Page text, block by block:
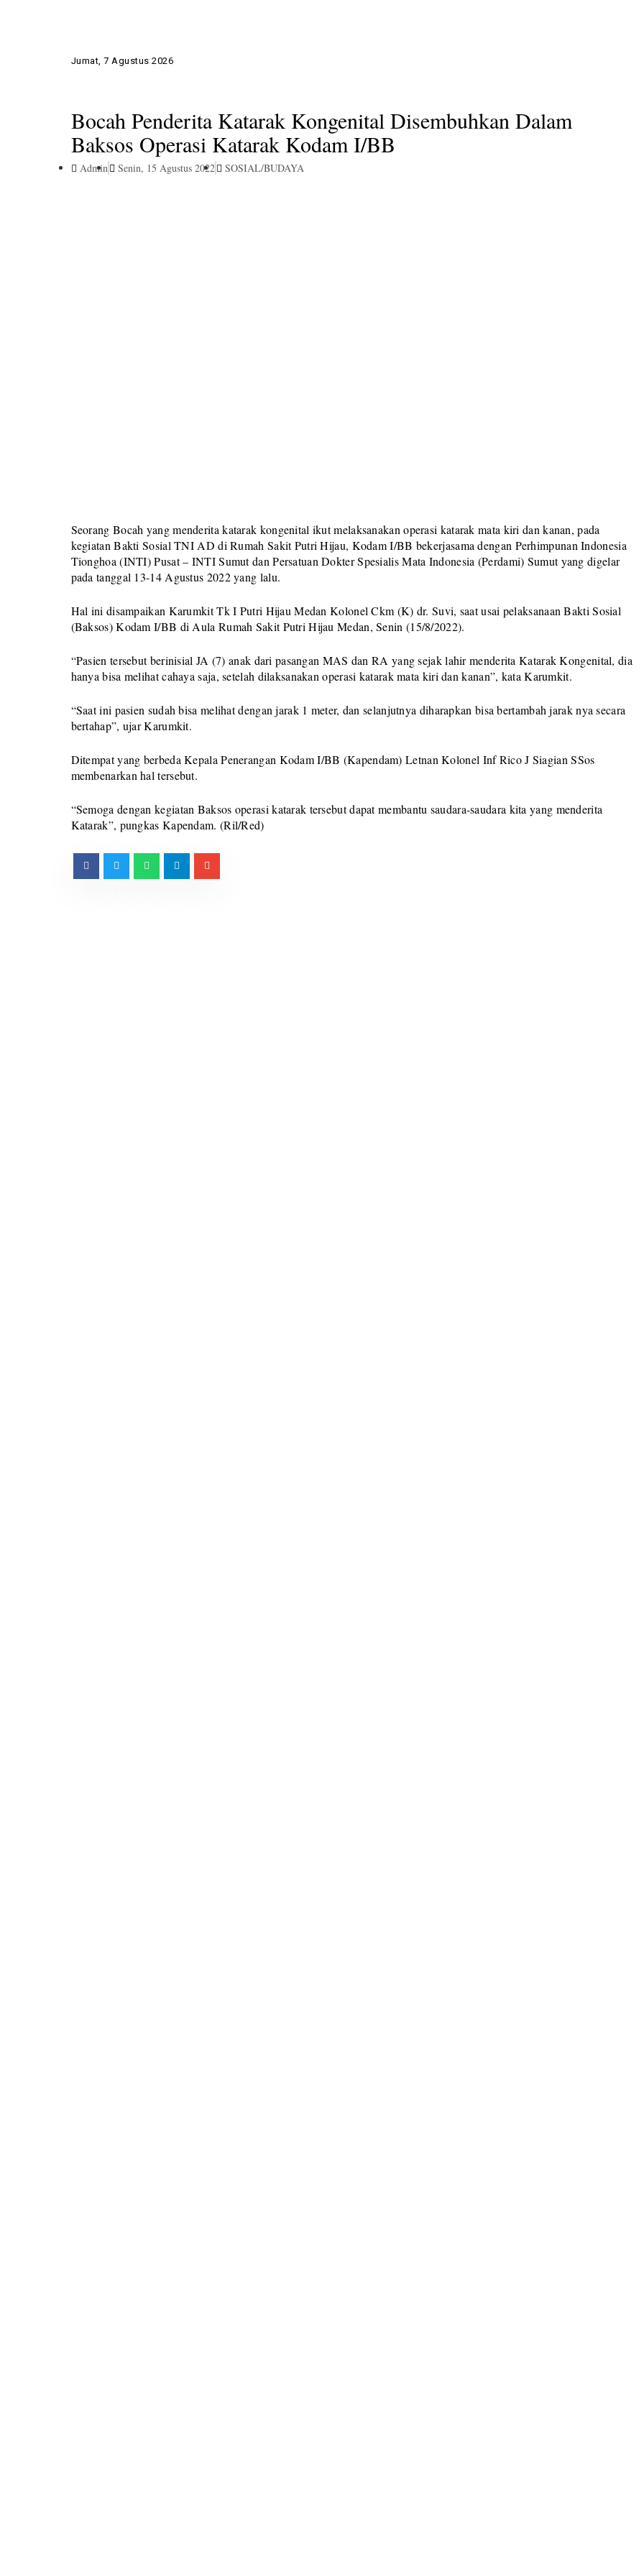
Jumat, 7 Agustus 2026
Bocah Penderita Katarak Kongenital Disembuhkan Dalam
Baksos Operasi Katarak Kodam I/BB
Admin Senin, 15 Agustus 2022 SOSIAL/BUDAYA
Seorang Bocah yang menderita katarak kongenital ikut melaksanakan operasi katarak mata kiri dan kanan, pada
kegiatan Bakti Sosial TNI AD di Rumah Sakit Putri Hijau, Kodam I/BB bekerjasama dengan Perhimpunan Indonesia
Tionghoa (INTI) Pusat – INTI Sumut dan Persatuan Dokter Spesialis Mata Indonesia (Perdami) Sumut yang digelar
pada tanggal 13-14 Agustus 2022 yang lalu.
Hal ini disampaikan Karumkit Tk I Putri Hijau Medan Kolonel Ckm (K) dr. Suvi, saat usai pelaksanaan Bakti Sosial
(Baksos) Kodam I/BB di Aula Rumah Sakit Putri Hijau Medan, Senin (15/8/2022).
“Pasien tersebut berinisial JA (7) anak dari pasangan MAS dan RA yang sejak lahir menderita Katarak Kongenital, dia
hanya bisa melihat cahaya saja, setelah dilaksanakan operasi katarak mata kiri dan kanan”, kata Karumkit.
“Saat ini pasien sudah bisa melihat dengan jarak 1 meter, dan selanjutnya diharapkan bisa bertambah jarak nya secara
bertahap”, ujar Karumkit.
Ditempat yang berbeda Kepala Penerangan Kodam I/BB (Kapendam) Letnan Kolonel Inf Rico J Siagian SSos
membenarkan hal tersebut.
“Semoga dengan kegiatan Baksos operasi katarak tersebut dapat membantu saudara-saudara kita yang menderita
Katarak”, pungkas Kapendam. (Ril/Red)